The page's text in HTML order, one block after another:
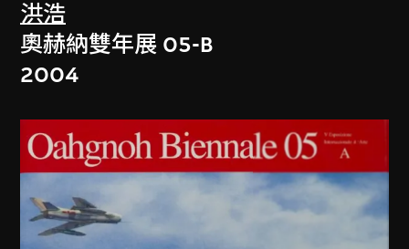
洪浩
奧赫納雙年展 05-B
2004